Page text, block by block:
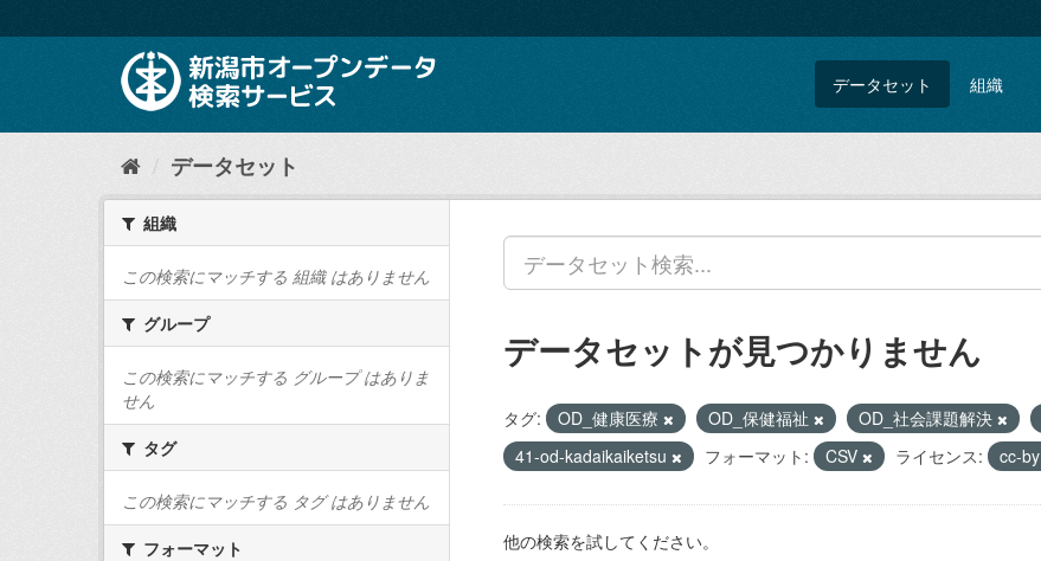
キ
て
データセット 組織
データセット
組織
この検索にマッチする 組織 はありません
グループ
この検索にマッチする グループ はありま
せん
タグ
この検索にマッチする タグ はありません
フォーマット
データセットが見つかりません
タグ: OD_健康医療 OD_保健福祉 OD_社会課題解決
41-od-kadaikaiketsu
フォーマット: CSV ライセンス: cc-by
他の検索を試してください。